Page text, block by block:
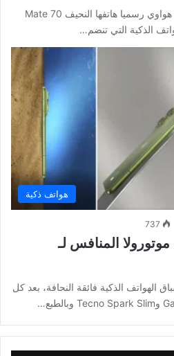
بعد كثير من التسريبات، أطلقت هواوي رسميا هاتفها النحيف Mate 70
هواتف ذكية
737
المنافس لـ
الهواتف الذكية فائقة النحافة، بعد كل